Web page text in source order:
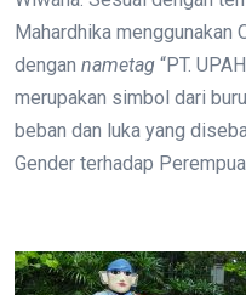
Mahardhika menggunakan
dengan nametag “PT.
merupakan simbol dari
beban dan luka yang
Gender terhadap